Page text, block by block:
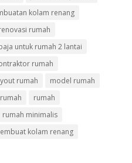
kolam renang
rumah
untuk rumah 2 lantai
rumah
rumah
model rumah
rumah
rumah minimalis
kolam renang